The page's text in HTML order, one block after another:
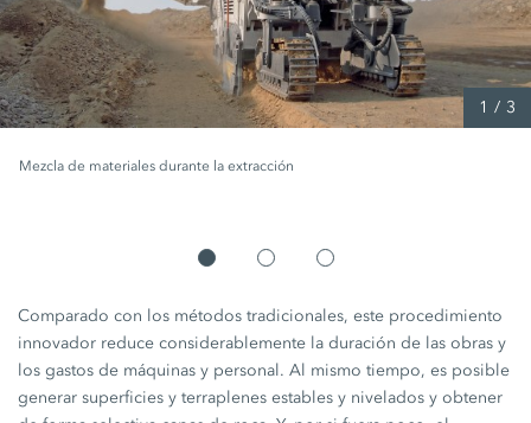
Mezcla de materiales durante la extracción
1 / 3
Comparado con los métodos tradicionales, este procedimiento
innovador reduce considerablemente la duración de las obras y
los gastos de máquinas y personal. Al mismo tiempo, es posible
generar superficies y terraplenes estables y nivelados y obtener